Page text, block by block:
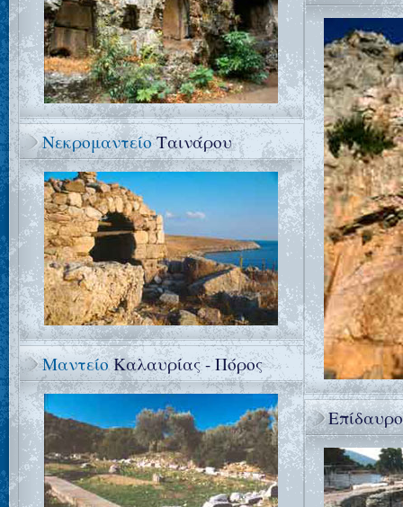
ΝεκρομαντείοΤαινάρου
ΜαντείοΚαλαυρίας - Πόρος